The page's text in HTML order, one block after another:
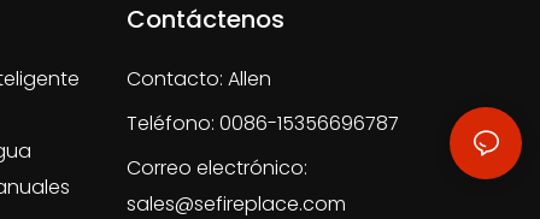
Contáctenos
Contacto: Allen
Teléfono: 0086-15356696787
Correo electrónico:
sales@sefireplace.com